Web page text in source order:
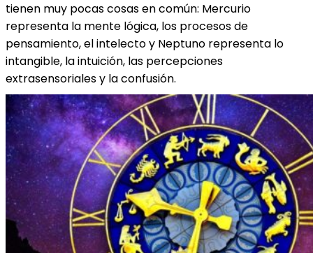
tienen muy pocas cosas en común: Mercurio
representa la mente lógica, los procesos de
pensamiento, el intelecto y Neptuno representa lo
intangible, la intuición, las percepciones
extrasensoriales y la confusión.